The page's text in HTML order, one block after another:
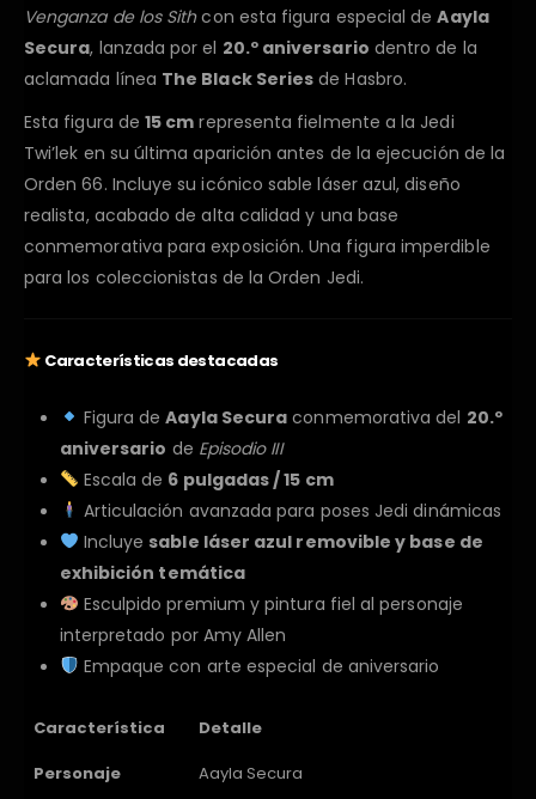
Venganza de los Sithcon esta figura especial deAayla
Secura, lanzada por el 20.º aniversario dentro de la
aclamada línea The Black Series de Hasbro.
Esta figura de15 cm representa fielmente a la Jedi
Twi’lek en su última aparición antes de la ejecución de la
Orden 66. Incluye su icónico sable láser azul, diseño
realista, acabado de alta calidad y una base
conmemorativa para exposición. Una figura imperdible
para los coleccionistas de la Orden Jedi.
Características destacadas
Figura deAayla Secura conmemorativa del 20.º
aniversario de Episodio III
Escala de 6 pulgadas / 15 cm
Articulación avanzada para poses Jedi dinámicas
Incluye sable láser azul removible y base de
exhibición temática
Esculpido premium y pintura fiel al personaje
interpretado por Amy Allen
Empaque con arte especial de aniversario
Característica
Detalle
Personaje
Aayla Secura